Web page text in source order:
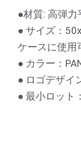
●材質: 高弾
● サイズ：
ケースに使用
● カラー：
● ロゴデザイ
● 最小ロット